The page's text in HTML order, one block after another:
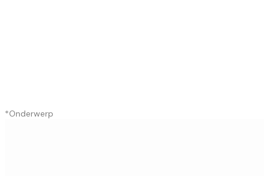
*Onderwerp